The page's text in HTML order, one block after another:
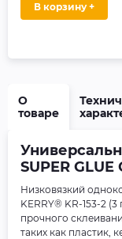
В корзину +
О
товаре
SUPER GLUE
Низковязкий
KERRY® KR-153-2
прочного
таких как пластик,